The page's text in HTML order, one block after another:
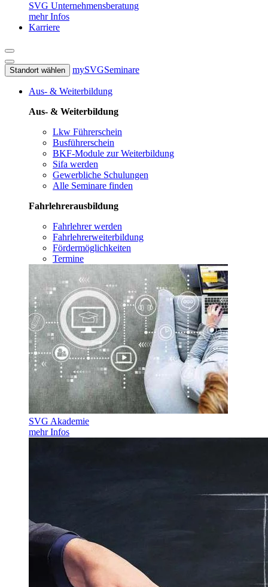
SVG Unternehmensberatung
mehr Infos
Karriere
Standort wählen mySVGSeminare
Aus- & Weiterbildung
Aus- & Weiterbildung
Lkw Führerschein
Busführerschein
BKF-Module zur Weiterbildung
Sifa werden
Gewerbliche Schulungen
Alle Seminare finden
Fahrlehrerausbildung
Fahrlehrer werden
Fahrlehrerweiterbildung
Fördermöglichkeiten
Termine
SVG Akademie
mehr Infos